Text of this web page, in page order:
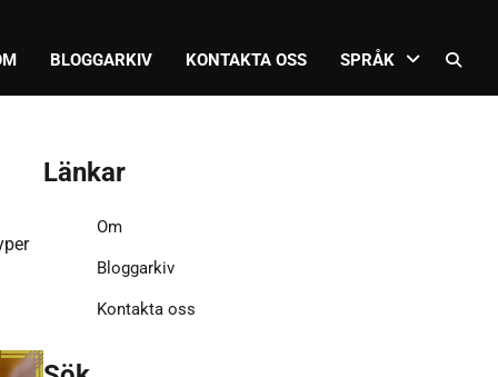
BLOGGARKIV KONTAKTA OSS SPRÅK
Länkar
Om
Bloggarkiv
Kontakta oss